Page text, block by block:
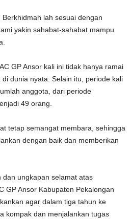
lah sesuai dengan
yakin sahabat-sahabat mampu
GP Ansor kali ini tidak hanya ramai
dunia nyata. Selain itu, periode kali
anggota, dari periode
49 orang.
tetap semangat membara, sehingga
dengan baik dan memberikan
ungkapan selamat atas
GP Ansor Kabupaten Pekalongan
agar dalam tiga tahun ke
kompak dan menjalankan tugas